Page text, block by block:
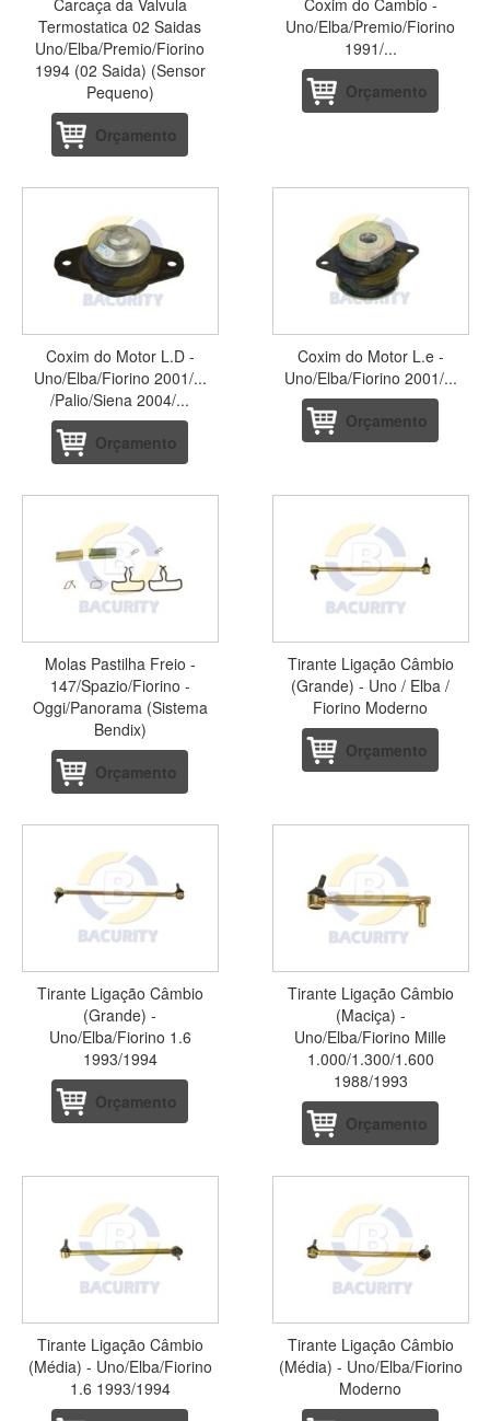
Termostatica 02 Saidas
Uno/Elba/Premio/Fiorino
1994 (02 Saida) (Sensor
Pequeno)
Orçamento
Uno/Elba/Premio/Fiorino
1991/...
Orçamento
Coxim do Motor L.D -
Uno/Elba/Fiorino 2001/...
/Palio/Siena 2004/...
Orçamento
Coxim do Motor L.e -
Uno/Elba/Fiorino 2001/...
Orçamento
Molas Pastilha Freio -
147/Spazio/Fiorino -
Oggi/Panorama (Sistema
Bendix)
Orçamento
Tirante Ligação Câmbio
(Grande) - Uno / Elba /
Fiorino Moderno
Orçamento
Tirante Ligação Câmbio
(Grande) -
Uno/Elba/Fiorino 1.6
1993/1994
Orçamento
Tirante Ligação Câmbio
(Maciça) -
Uno/Elba/Fiorino Mille
1.000/1.300/1.600
1988/1993
Orçamento
Tirante Ligação Câmbio
(Média) - Uno/Elba/Fiorino
1.6 1993/1994
Tirante Ligação Câmbio
(Média) - Uno/Elba/Fiorino
Moderno